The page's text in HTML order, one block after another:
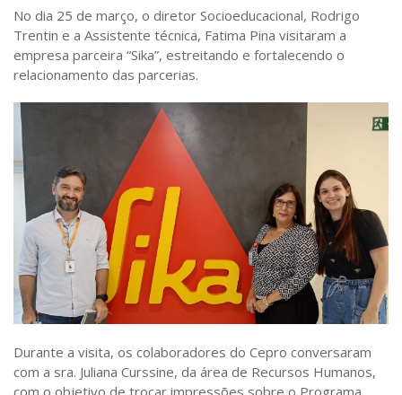
No dia 25 de março, o diretor Socioeducacional, Rodrigo
Trentin e a Assistente técnica, Fatima Pina visitaram a
empresa parceira “Sika”, estreitando e fortalecendo o
relacionamento das parcerias.
Durante a visita, os colaboradores do Cepro conversaram
com a sra. Juliana Curssine, da área de Recursos Humanos,